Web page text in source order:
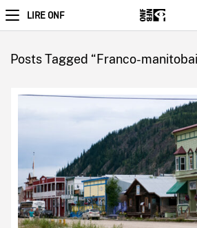
LIRE ONF
Posts Tagged “Franco-